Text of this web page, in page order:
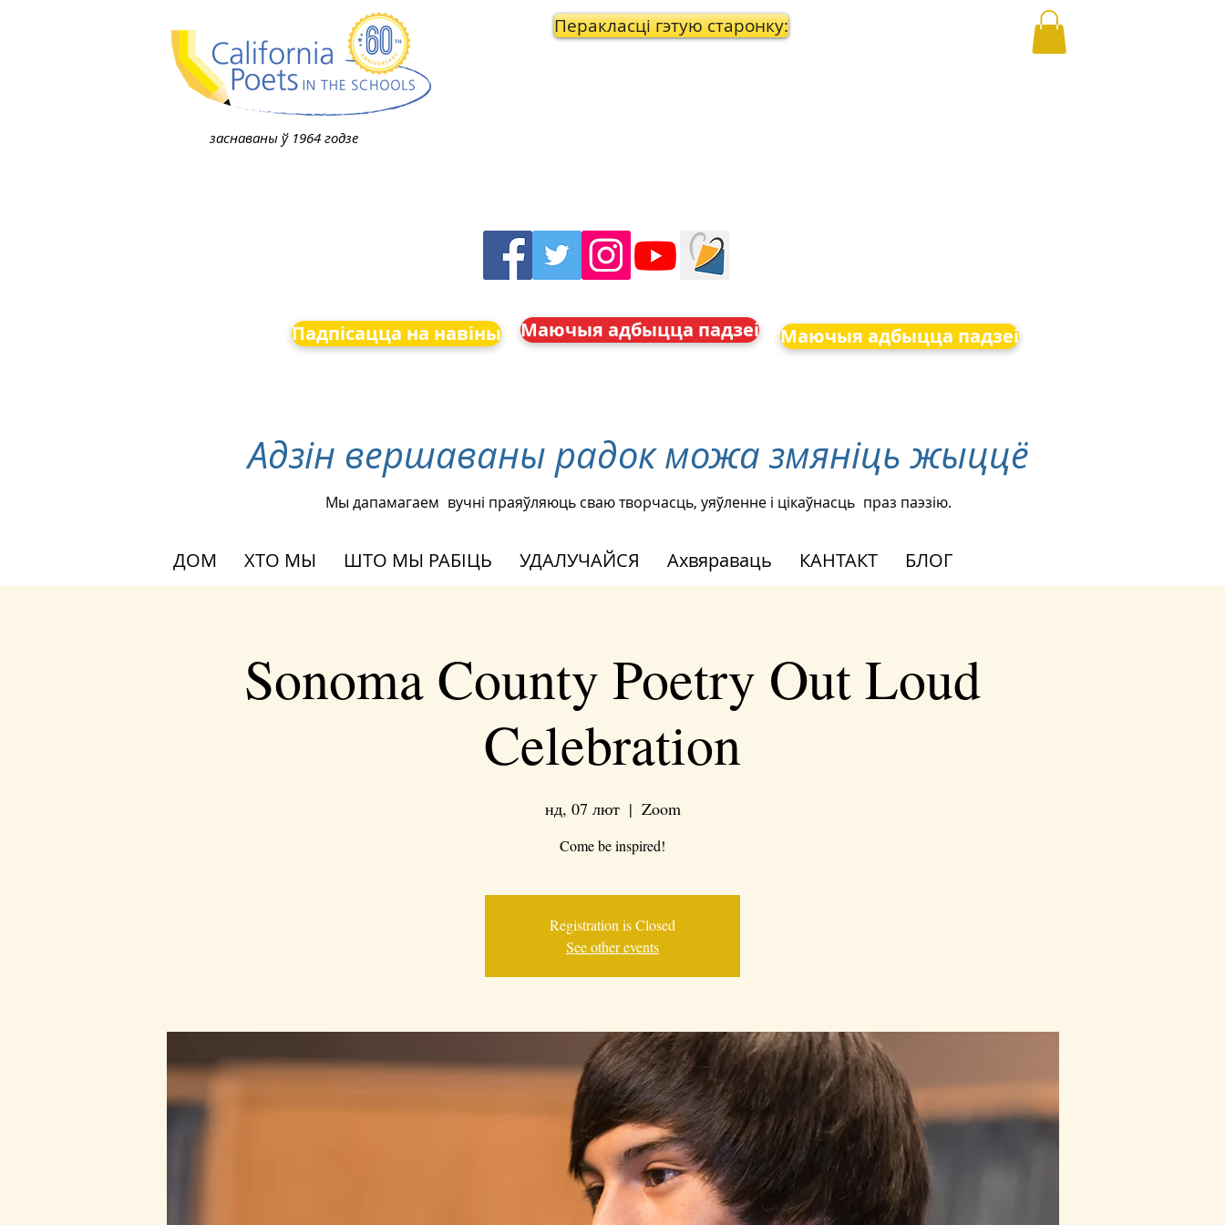
заснаваны ў 1964 годзе
Перакласці гэтую старонку:
Падпісацца на навіны Маючыя адбыцца падзеі Маючыя адбыцца падзеі
Адзін вершаваны радок можа змяніць жыццё
Мы дапамагаем вучні праяўляюць сваю творчасць, уяўленне і цікаўнасць праз паэзію.
ДОМ ХТО МЫ ШТО МЫ РАБІЦЬ УДАЛУЧАЙСЯ Ахвяраваць КАНТАКТ БЛОГ
Sonoma County Poetry Out Loud
Celebration
нд, 07 лют
  |
Zoom
Come be inspired!
Registration is Closed
See other events